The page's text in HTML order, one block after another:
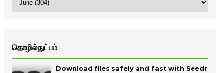
தொழில்நுட்பம்
Download files safely and fast with Seedr